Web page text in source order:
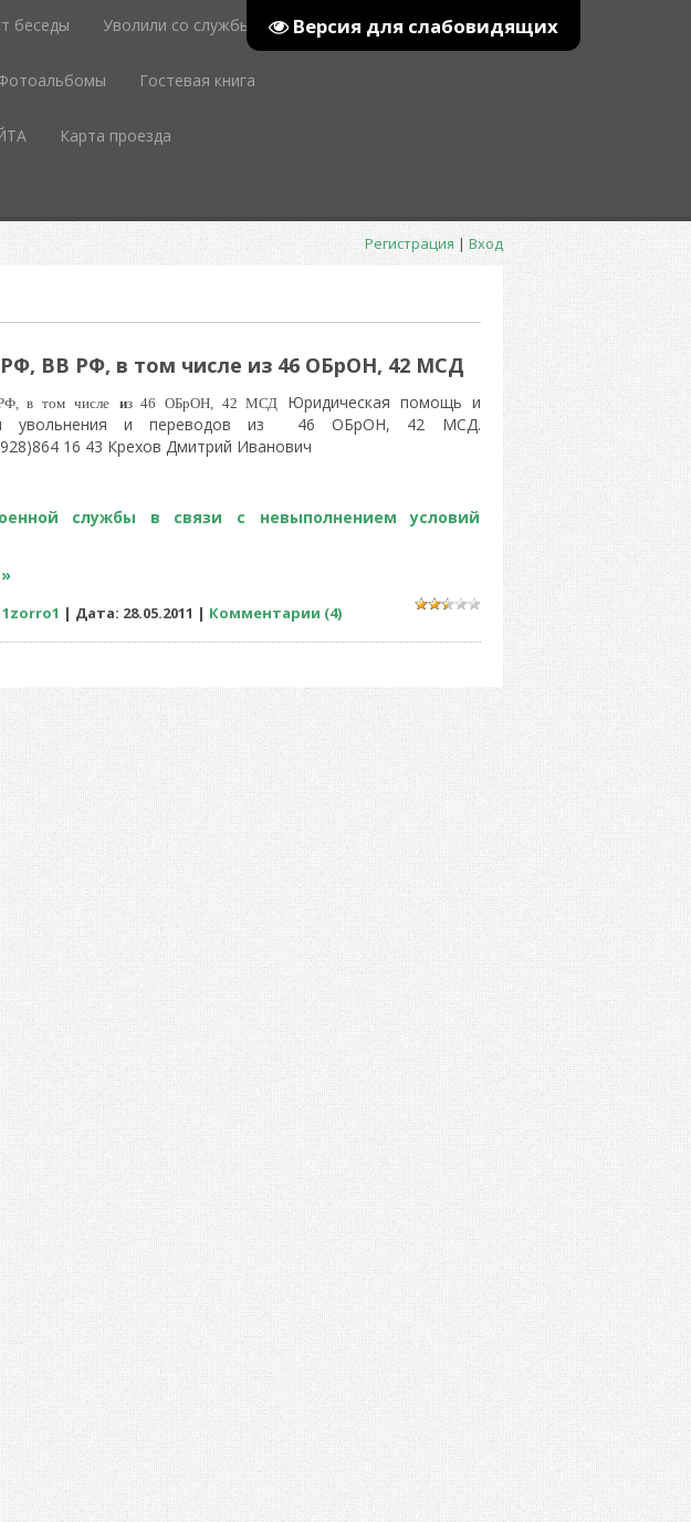
Версия для слабовидящих
беседы Уволили со службы
Гостевая книга
Карта проезда
Регистрация|Вход
ВВ РФ, в том числе из 46 ОБрОН, 42 МСД
в том числе из 46 ОБрОН, 42 МСД
Юридическая помощь и
увольнения и переводов из 46 ОБрОН, 42 МСД.
16 43 Крехов Дмитрий Иванович
службы в связи с невыполнением условий
1zorro1 | Дата: 28.05.2011 | Комментарии (4)